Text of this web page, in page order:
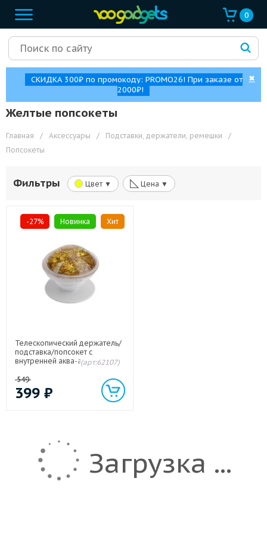
0
СКИДКА 300₽ по промокоду: PROMO26! При заказе от
2000₽!
✖
Желтые попсокеты
Главная / Аксессуары / Подставки, держатели, ремешки
/
Попсокеты
Фильтры Цвет ▼ ◺ Цена ▼
-27% Новинка Хит
Телескопический держатель/
подставка/попсокет с
внутренней аква-аппликацией
(арт:62107)
549
399 ₽
Загрузка ...